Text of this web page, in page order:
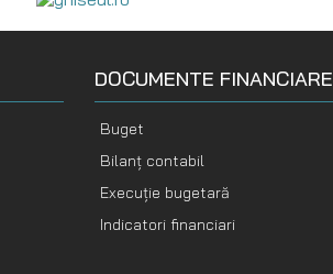
DOCUMENTE FINANCIARE
Buget
Bilanț contabil
Execuție bugetară
Indicatori financiari